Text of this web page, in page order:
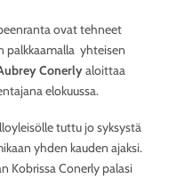
ovat tehneet
palkkaamalla yhteisen
Conerlyaloittaa
elokuussa.
tuttu jo syksystä
yhden kauden ajaksi.
Kobrissa Conerly palasi